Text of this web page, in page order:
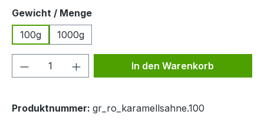
Gewicht / Mengeauswählen
100g
1000g
Produkt Anzahl: Gib denIn den Warenkorb
Produktnummer: gr_ro_karamellsahne.100